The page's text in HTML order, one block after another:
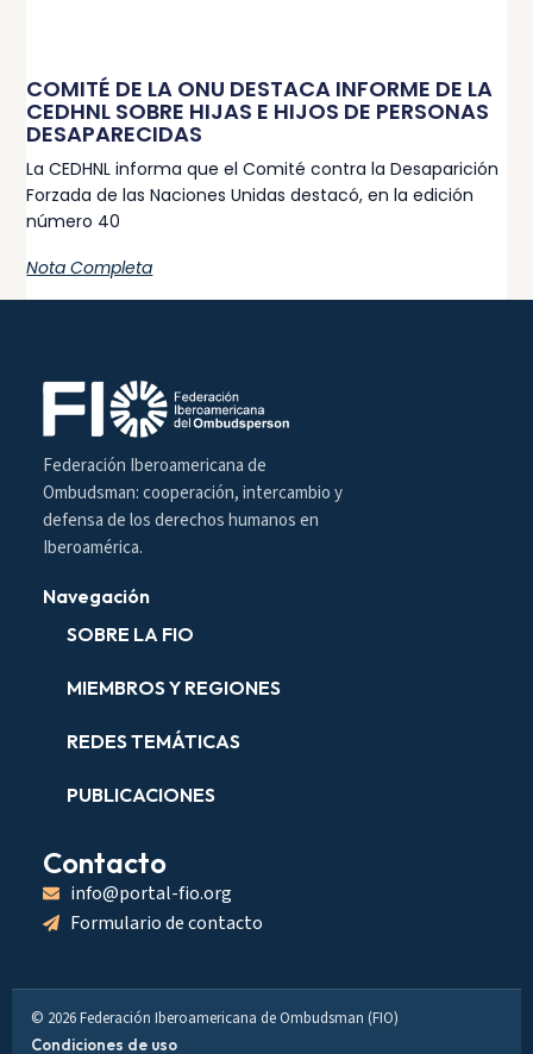
COMITÉ DE LA ONU DESTACA INFORME DE LA
CEDHNL SOBRE HIJAS E HIJOS DE PERSONAS
DESAPARECIDAS
La CEDHNL informa que el Comité contra la Desaparición
Forzada de las Naciones Unidas destacó, en la edición
número 40
Nota Completa
Federación Iberoamericana de
Ombudsman: cooperación, intercambio y
defensa de los derechos humanos en
Iberoamérica.
Navegación
SOBRE LA FIO
MIEMBROS Y REGIONES
REDES TEMÁTICAS
PUBLICACIONES
Contacto
info@portal-fio.org
Formulario de contacto
© 2026 Federación Iberoamericana de Ombudsman (FIO)
Condiciones de uso